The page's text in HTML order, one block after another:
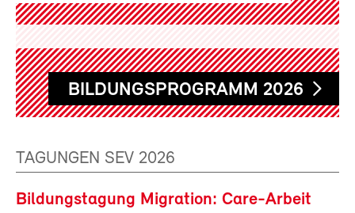
BILDUNGSPROGRAMM 2026
TAGUNGEN SEV 2026
Bildungstagung Migration: Care-Arbeit